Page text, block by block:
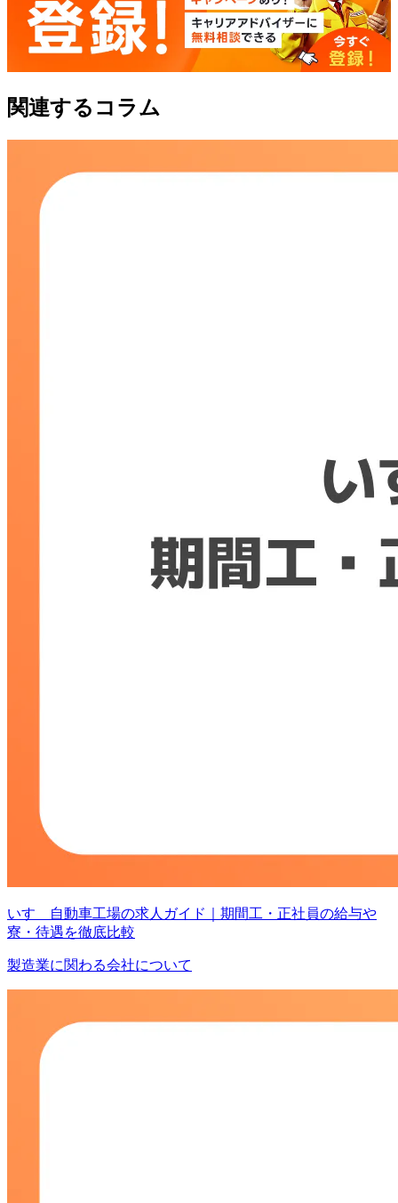
関連するコラム
いすゞ自動車工場の求人ガイド｜期間工・正社員の給与や
寮・待遇を徹底比較
製造業に関わる会社について